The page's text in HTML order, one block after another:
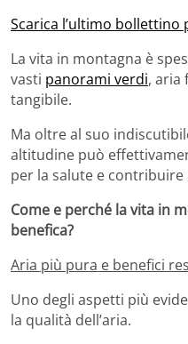
Scarica l’ultimo
La vita in montagna è
vasti panorami verdi, aria
tangibile.
Ma oltre al suo
altitudine può
per la salute e contribuire
Come e perché la vita in
benefica?
Aria più pura e benefici
Uno degli aspetti più
la qualità dell’aria.